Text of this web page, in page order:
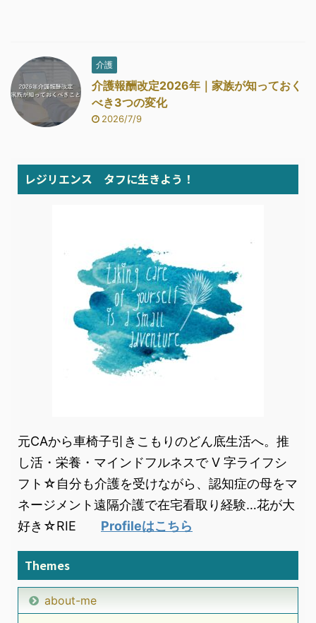
介護
介護報酬改定2026年｜家族が知っておく
べき3つの変化
2026/7/9
レジリエンス タフに生きよう！
元CAから車椅子引きこもりのどん底生活へ。推
し活・栄養・マインドフルネスで V 字ライフシ
フト☆自分も介護を受けながら、認知症の母をマ
ネージメント遠隔介護で在宅看取り経験…花が大
好き☆RIE Profileはこちら
Themes
about-me